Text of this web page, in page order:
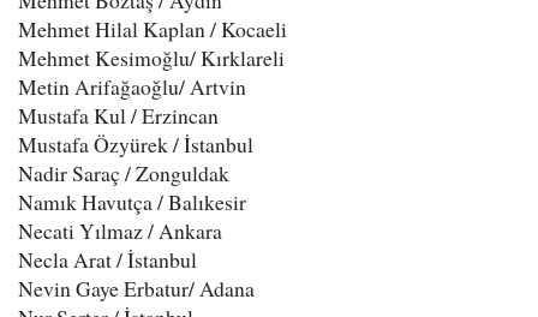
Mehmet Hilal Kaplan​ / Kocaeli
Mehmet Kesimoğlu​/ Kırklareli
Metin Arifağaoğlu​/ Artvin
Mustafa Kul / Erzincan
Mustafa Özyürek / İstanbul
Nadir Saraç / Zonguldak
Namık Havutça / Balıkesir
Necati Yılmaz / Ankara
Necla Arat / İstanbul
Nevin Gaye Erbatur​/ Adana